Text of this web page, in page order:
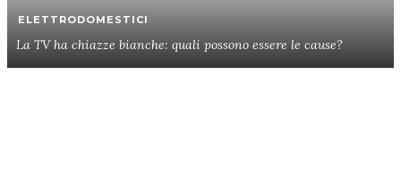
ELETTRODOMESTICI
La TV ha chiazze bianche: quali possono essere le cause?